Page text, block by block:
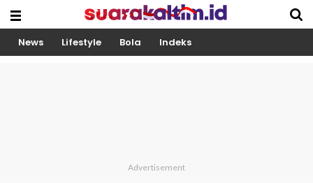
News Lifestyle Bola Indeks